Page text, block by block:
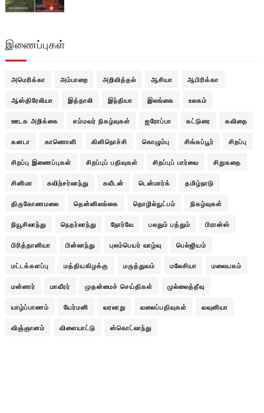
இணைப்புகள்
அமெரிக்கா அம்பாறை அறிவித்தல் ஆசியா ஆபிரிக்கா
ஆஸ்திரேலியா இத்தாலி இந்தியா இலங்கை உலகம்
ஊடக அறிக்கை எம்மவர் நிகழ்வுகள் ஐரோப்பா கட்டுரை கவிதை
கனடா காணொளி கிளிநொச்சி கொழும்பு சிங்கப்பூர் சிறப்பு
சிறப்பு இணைப்புகள் சிறப்புப் பதிவுகள் சிறப்புப் பார்வை சிறுகதை
சினிமா சுவிற்சர்லாந்து சுவீடன் டென்மார்க் தமிழ்நாடு
திருகோணமலை தென்னிலங்கை தொழில்நுட்பம் நிகழ்வுகள்
நியூசிலாந்து நெதர்லாந்து நோர்வே பலதும் பத்தும் பிரான்ஸ்
பிரித்தானியா பின்லாந்து புலம்பெயர் வாழ்வு பெல்ஜியம்
மட்டக்களப்பு மத்தியகிழக்கு மருத்துவம் மலேசியா மலையகம்
மன்னார் மாவீரர் முதன்மைச் செய்திகள் முல்லைத்தீவு
யாழ்ப்பாணம் யேர்மனி வரலாறு வலைப்பதிவுகள் வவுனியா
விஞ்ஞானம் விளையாட்டு ஸ்கொட்லாந்து